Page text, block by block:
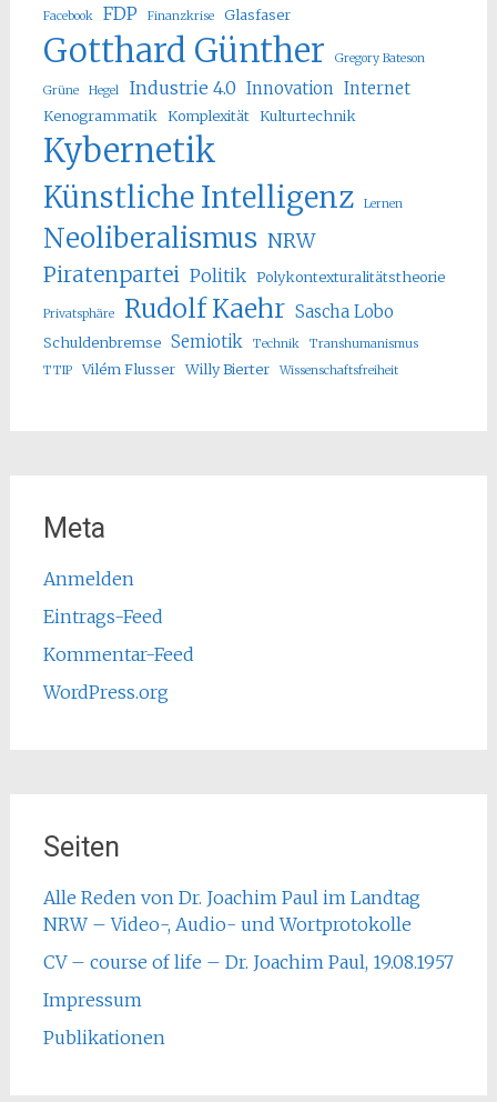
Facebook FDP Finanzkrise Glasfaser
Gotthard Günther Gregory Bateson
Grüne Hegel Industrie 4.0 Innovation Internet
Kenogrammatik Komplexität Kulturtechnik
Kybernetik
Künstliche Intelligenz Lernen
Neoliberalismus NRW
Piratenpartei Politik Polykontexturalitätstheorie
Privatsphäre Rudolf Kaehr Sascha Lobo
Schuldenbremse Semiotik Technik
Transhumanismus
TTIP
Vilém Flusser Willy Bierter Wissenschaftsfreiheit
Meta
Anmelden
Eintrags-Feed
Kommentar-Feed
WordPress.org
Seiten
Alle Reden von Dr. Joachim Paul im Landtag
NRW – Video-, Audio- und Wortprotokolle
CV – course of life – Dr. Joachim Paul, 19.08.1957
Impressum
Publikationen